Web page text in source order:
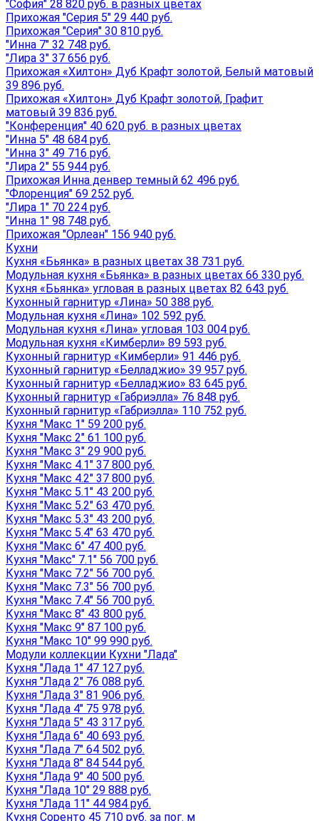
"София" 28 820 руб. в разных цветах
Прихожая "Серия 5" 29 440 руб.
Прихожая "Серия" 30 810 руб.
"Инна 7" 32 748 руб.
"Лира 3" 37 656 руб.
Прихожая «Хилтон» Дуб Крафт золотой, Белый матовый
39 896 руб.
Прихожая «Хилтон» Дуб Крафт золотой, Графит
матовый 39 836 руб.
"Конференция" 40 620 руб. в разных цветах
"Инна 5" 48 684 руб.
"Инна 3" 49 716 руб.
"Лира 2" 55 944 руб.
Прихожая Инна денвер темный 62 496 руб.
"Флоренция" 69 252 руб.
"Лира 1" 70 224 руб.
"Инна 1" 98 748 руб.
Прихожая "Орлеан" 156 940 руб.
Кухни
Кухня «Бьянка» в разных цветах 38 731 руб.
Модульная кухня «Бьянка» в разных цветах 66 330 руб.
Кухня «Бьянка» угловая в разных цветах 82 643 руб.
Кухонный гарнитур «Лина» 50 388 руб.
Модульная кухня «Лина» 102 592 руб.
Модульная кухня «Лина» угловая 103 004 руб.
Модульная кухня «Кимберли» 89 593 руб.
Кухонный гарнитур «Кимберли» 91 446 руб.
Кухонный гарнитур «Белладжио» 39 957 руб.
Кухонный гарнитур «Белладжио» 83 645 руб.
Кухонный гарнитур «Габриэлла» 76 848 руб.
Кухонный гарнитур «Габриэлла» 110 752 руб.
Кухня "Макс 1" 59 200 руб.
Кухня "Макс 2" 61 100 руб.
Кухня "Макс 3" 29 900 руб.
Кухня "Макс 4.1" 37 800 руб.
Кухня "Макс 4.2" 37 800 руб.
Кухня "Макс 5.1" 43 200 руб.
Кухня "Макс 5.2" 63 470 руб.
Кухня "Макс 5.3" 43 200 руб.
Кухня "Макс 5.4" 63 470 руб.
Кухня "Макс 6" 47 400 руб.
Кухня "Макс" 7.1" 56 700 руб.
Кухня "Макс 7.2" 56 700 руб.
Кухня "Макс 7.3" 56 700 руб.
Кухня "Макс 7.4" 56 700 руб.
Кухня "Макс 8" 43 800 руб.
Кухня "Макс 9" 87 100 руб.
Кухня "Макс 10" 99 990 руб.
Модули коллекции Кухни "Лада"
Кухня "Лада 1" 47 127 руб.
Кухня "Лада 2" 76 088 руб.
Кухня "Лада 3" 81 906 руб.
Кухня "Лада 4" 75 978 руб.
Кухня "Лада 5" 43 317 руб.
Кухня "Лада 6" 40 693 руб.
Кухня "Лада 7" 64 502 руб.
Кухня "Лада 8" 84 544 руб.
Кухня "Лада 9" 40 500 руб.
Кухня "Лада 10" 29 888 руб.
Кухня "Лада 11" 44 984 руб.
Кухня Соренто 45 710 руб. за пог. м